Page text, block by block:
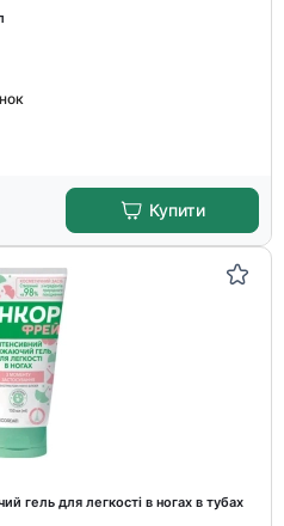
Купити
гель для легкості в ногах в тубах